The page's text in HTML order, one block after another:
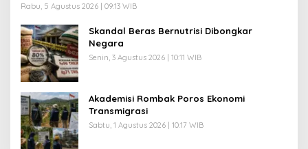
Rabu, 5 Agustus 2026 | 09:13 WIB
Skandal Beras Bernutrisi Dibongkar
Negara
Senin, 3 Agustus 2026 | 10:11 WIB
Akademisi Rombak Poros Ekonomi
Transmigrasi
Sabtu, 1 Agustus 2026 | 10:17 WIB